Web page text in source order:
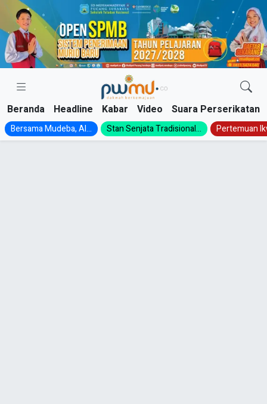
Skip
content
Beranda Headline Kabar Video Suara Perserikatan
Bersama Mudeba, Al... Stan Senjata Tradisional... Pertemuan